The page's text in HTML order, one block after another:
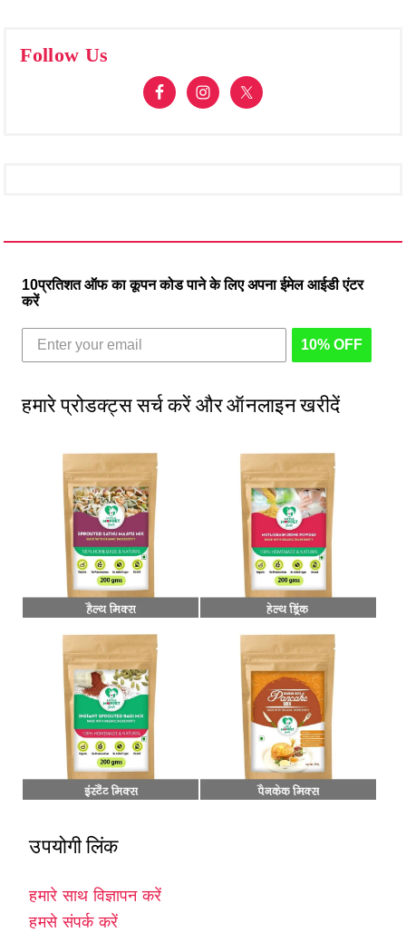
Follow Us
10प्रतिशत ऑफ का कूपन कोड पाने के लिए अपना ईमेल आईडी एंटर
करें
10% OFF
हमारे प्रोडक्ट्स सर्च करें और ऑनलाइन खरीदें
उपयोगी लिंक
हमारे साथ विज्ञापन करें
हमसे संपर्क करें